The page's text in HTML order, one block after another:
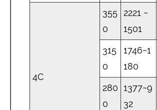
4C
355
0
2221 ~
1501
315
0
1746~1
180
280
0
1377~9
32